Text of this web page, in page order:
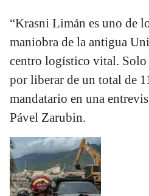
“Krasni Limán es uno de
maniobra de la antigua
centro logístico vital.
por liberar de un total de
mandatario en una
Pável Zarubin.